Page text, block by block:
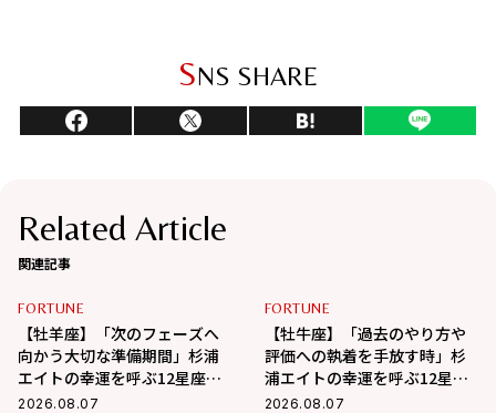
SNS SHARE
Related Article
関連記事
FORTUNE
【牡羊座】「次のフェーズへ
向かう大切な準備期間」杉浦
エイトの幸運を呼ぶ12星座占
い（8/7～9/6）
2026.08.07
FORTUNE
【牡牛座】「過去のやり方や
評価への執着を手放す時」杉
浦エイトの幸運を呼ぶ12星座
占い（8/7～9/6）
2026.08.07